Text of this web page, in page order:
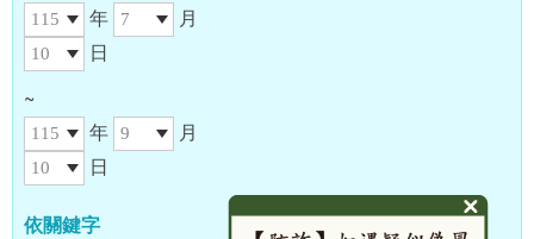
年
月
日
~
年
月
日
依關鍵字